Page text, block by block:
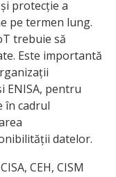
protecție a
pe termen lung.
trebuie să
Este importantă
ENISA, pentru
în cadrul
datelor.
CEH, CISM